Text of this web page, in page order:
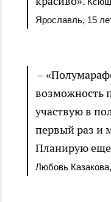
Ярославль, 15
–
возможность
участвую в
первый раз и
Планирую еще
Любовь